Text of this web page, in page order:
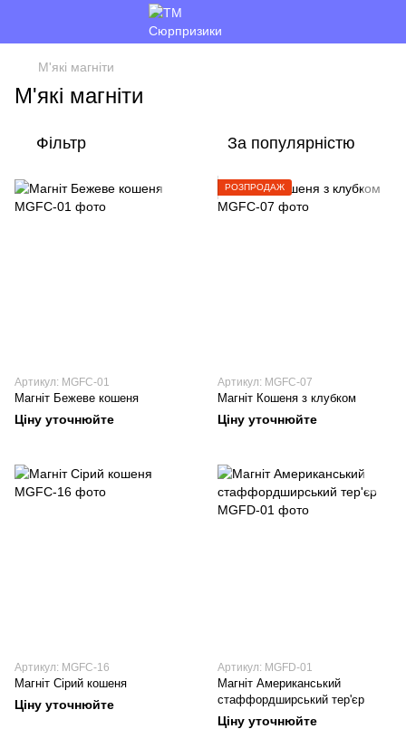
М'які магніти
М'які магніти
Фільтр За популярністю
Артикул: MGFC-01
Магніт Бежеве кошеня
Ціну уточнюйте
РОЗПРОДАЖ
Артикул: MGFC-07
Магніт Кошеня з клубком
Ціну уточнюйте
Артикул: MGFC-16
Магніт Сірий кошеня
Ціну уточнюйте
Артикул: MGFD-01
Магніт Американський
стаффордширський тер'єр
Ціну уточнюйте